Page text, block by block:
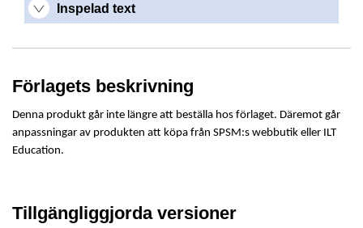
Inspelad text
Förlagets beskrivning
Denna produkt går inte längre att beställa hos förlaget. Däremot går
anpassningar av produkten att köpa från SPSM:s webbutik eller ILT
Education.
Tillgängliggjorda versioner